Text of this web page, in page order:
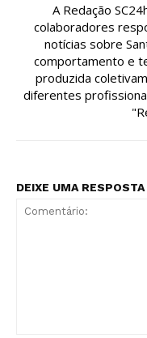
A Redação
colaboradores
notícias sobre
comportamento e
produzida
diferentes
DEIXE UMA RESPOSTA